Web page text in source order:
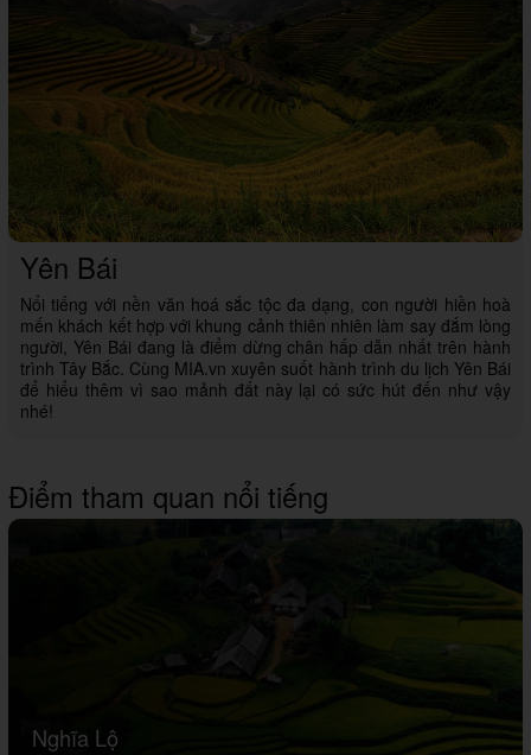
Yên Bái
Nổi tiếng với nền văn hoá sắc tộc đa dạng, con người hiền hoà
mến khách kết hợp với khung cảnh thiên nhiên làm say đắm lòng
người, Yên Bái đang là điểm dừng chân hấp dẫn nhất trên hành
trình Tây Bắc. Cùng MIA.vn xuyên suốt hành trình du lịch Yên Bái
để hiểu thêm vì sao mảnh đất này lại có sức hút đến như vậy
nhé!
Điểm tham quan nổi tiếng
Nghĩa Lộ